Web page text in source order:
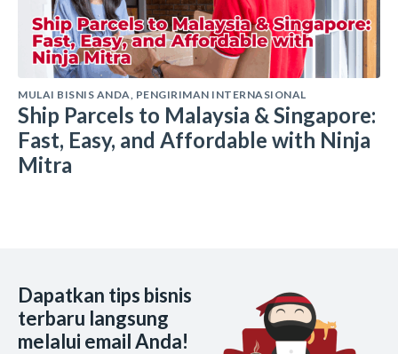
MULAI BISNIS ANDA PENGIRIMAN INTERNASIONAL
Ship Parcels to Malaysia & Singapore:
Fast, Easy, and Affordable with Ninja
Mitra
Dapatkan tips bisnis
terbaru langsung
melalui email Anda!